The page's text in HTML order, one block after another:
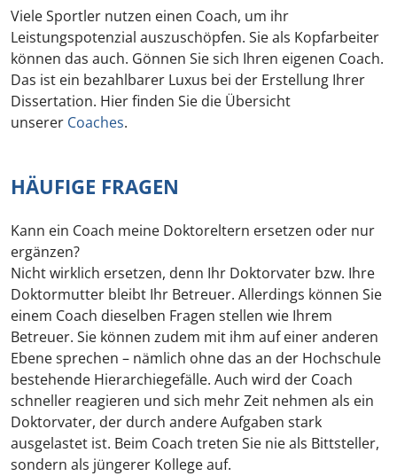
Viele Sportler nutzen einen Coach, um ihr
Leistungspotenzial auszuschöpfen. Sie als Kopfarbeiter
können das auch. Gönnen Sie sich Ihren eigenen Coach.
Das ist ein bezahlbarer Luxus bei der Erstellung Ihrer
Dissertation. Hier finden Sie die Übersicht
unserer Coaches.
HÄUFIGE FRAGEN
Kann ein Coach meine Doktoreltern ersetzen oder nur
ergänzen?
Nicht wirklich ersetzen, denn Ihr Doktorvater bzw. Ihre
Doktormutter bleibt Ihr Betreuer. Allerdings können Sie
einem Coach dieselben Fragen stellen wie Ihrem
Betreuer. Sie können zudem mit ihm auf einer anderen
Ebene sprechen – nämlich ohne das an der Hochschule
bestehende Hierarchiegefälle. Auch wird der Coach
schneller reagieren und sich mehr Zeit nehmen als ein
Doktorvater, der durch andere Aufgaben stark
ausgelastet ist. Beim Coach treten Sie nie als Bittsteller,
sondern als jüngerer Kollege auf.